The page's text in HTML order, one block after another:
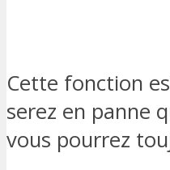
Cette fonction
serez en panne
vous pourrez